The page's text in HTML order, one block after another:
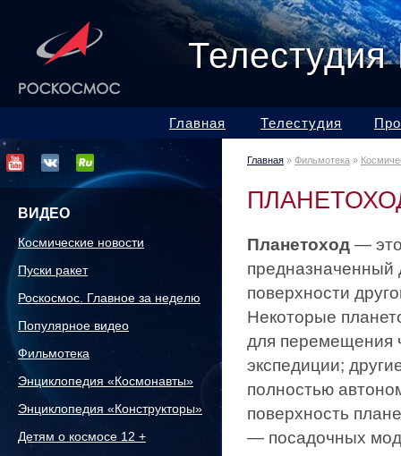
Главная Телестудия
ВИДЕО
Космические новости
Пуски ракет
Роскосмос. Главное за неделю
Популярное видео
Фильмотека
Энциклопедия «Космонавты»
Энциклопедия «Конструкторы»
Детям о космосе 12 +
Главная » Фильмотека »
Планетоход —
предназначенный
поверхности
Некоторые
для перемещения
экспедиции;
полностью
поверхность
— посадочных